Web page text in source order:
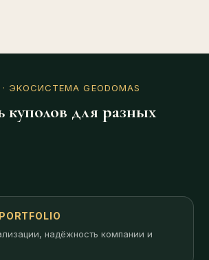
· ЭКОСИСТЕМА GEODOMAS
куполов для разных
надёжность компании и